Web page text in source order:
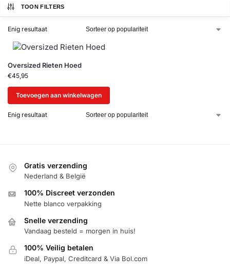
TOON FILTERS
Enig resultaat
Oversized Rieten Hoed
€45,95
Toevoegen aan winkelwagen
Enig resultaat
Gratis verzending
Nederland & België
100% Discreet verzonden
Nette blanco verpakking
Snelle verzending
Vandaag besteld = morgen in huis!
100% Veilig betalen
iDeal, Paypal, Creditcard & Via Bol.com